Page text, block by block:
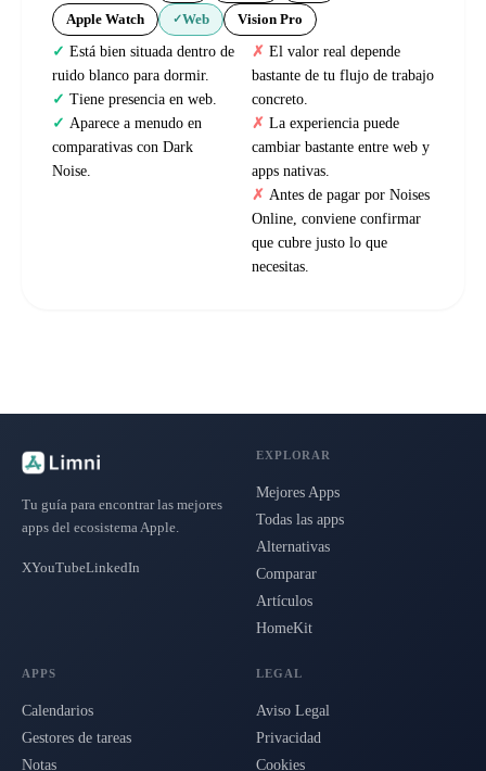
Apple Watch ✓Web Vision Pro
Está bien situada dentro de
ruido blanco para dormir.
Tiene presencia en web.
Aparece a menudo en
comparativas con Dark
Noise.
El valor real depende
bastante de tu flujo de trabajo
concreto.
La experiencia puede
cambiar bastante entre web y
apps nativas.
Antes de pagar por Noises
Online, conviene confirmar
que cubre justo lo que
necesitas.
Tu guía para encontrar las mejores
apps del ecosistema Apple.
XYouTubeLinkedIn
EXPLORAR
Mejores Apps
Todas las apps
Alternativas
Comparar
Artículos
HomeKit
APPS
Calendarios
Gestores de tareas
Notas
LEGAL
Aviso Legal
Privacidad
Cookies